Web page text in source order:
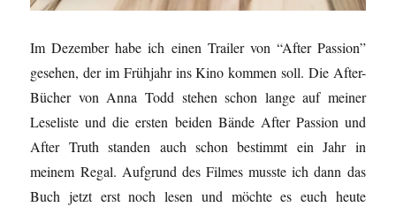
Im Dezember habe ich einen Trailer von “After Passion”
gesehen, der im Frühjahr ins Kino kommen soll. Die After-
Bücher von Anna Todd stehen schon lange auf meiner
Leseliste und die ersten beiden Bände After Passion und
After Truth standen auch schon bestimmt ein Jahr in
meinem Regal. Aufgrund des Filmes musste ich dann das
Buch jetzt erst noch lesen und möchte es euch heute